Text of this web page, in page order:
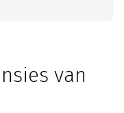
van